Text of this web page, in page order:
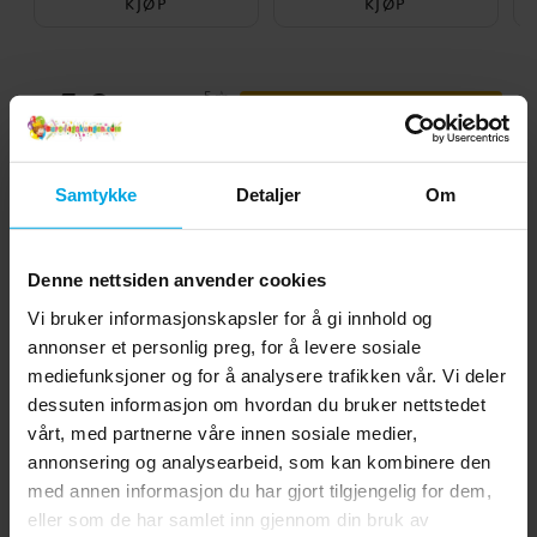
Samtykke Detaljer Om
Denne nettsiden anvender cookies
Vi bruker informasjonskapsler for å gi innhold og
annonser et personlig preg, for å levere sosiale
mediefunksjoner og for å analysere trafikken vår. Vi deler
dessuten informasjon om hvordan du bruker nettstedet
vårt, med partnerne våre innen sosiale medier,
annonsering og analysearbeid, som kan kombinere den
med annen informasjon du har gjort tilgjengelig for dem,
eller som de har samlet inn gjennom din bruk av
5.0 5 ☆
A
Perfekt størrelse på godteriboksen å putte i godteriposen
Oversatt fra svensk • Vis originalen
1 år siden
S
Sandra